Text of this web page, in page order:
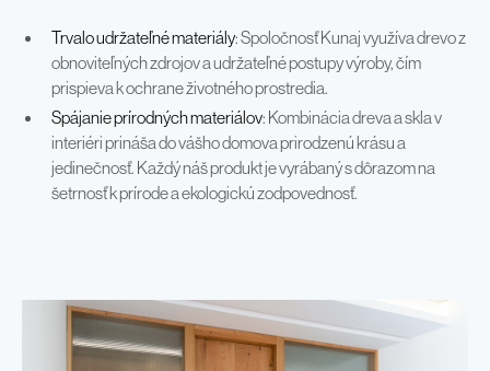
Trvalo udržateľné materiály: Spoločnosť Kunaj využíva drevo z
obnoviteľných zdrojov a udržateľné postupy výroby, čím
prispieva k ochrane životného prostredia.
Spájanie prírodných materiálov: Kombinácia dreva a skla v
interiéri prináša do vášho domova prirodzenú krásu a
jedinečnosť. Každý náš produkt je vyrábaný s dôrazom na
šetrnosť k prírode a ekologickú zodpovednosť.